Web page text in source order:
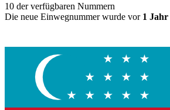
10 der verfügbaren Nummern
Die neue Einwegnummer wurde vor 1